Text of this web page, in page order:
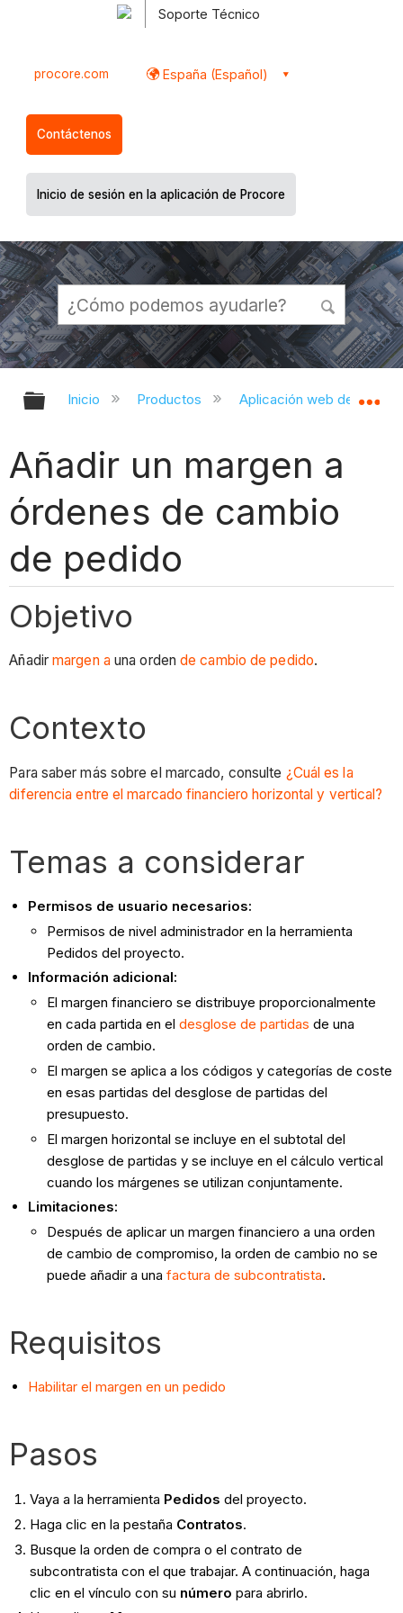
Soporte Técnico
procore.com España (Español)
Contáctenos
Inicio de sesión en la aplicación de Procore
Expandir/contraer jerarquía global
Inicio Productos Aplicación web de
Añadir un margen a
órdenes de cambio
de pedido
Objetivo
Añadirmargen auna ordende cambio de pedido.
Contexto
Para saber más sobre el marcado, consulte ¿Cuál es la
diferencia entre el marcado financiero horizontal y vertical?
Temas a considerar
Permisos de usuario necesarios:
Permisos de nivel administrador en la herramienta
Pedidos del proyecto.
Información adicional:
El margen financiero se distribuye proporcionalmente
en cada partida en eldesglose de partidas de una
orden de cambio.
El margen se aplica a los códigos y categorías de coste
en esas partidas del desglose de partidas del
presupuesto.
El margen horizontal se incluye en el subtotal del
desglose de partidas y se incluye en el cálculo vertical
cuando los márgenes se utilizan conjuntamente.
Limitaciones:
Después de aplicar un margen financiero a una orden
de cambio de compromiso, la orden de cambio no se
puede añadir a unafactura de subcontratista.
Requisitos
Habilitar el margen en un pedido
Pasos
Vaya a la herramienta Pedidos del proyecto.
Haga clic en la pestaña Contratos.
Busque la orden de compra o el contrato de
subcontratista con el que trabajar. A continuación, haga
clic en el vínculo con su número para abrirlo.